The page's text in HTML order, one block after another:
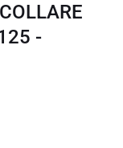
-